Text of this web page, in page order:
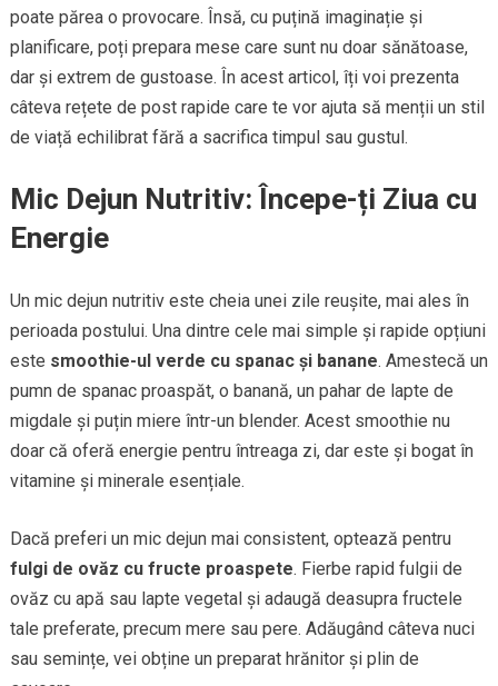
poate părea o provocare. Însă, cu puțină imaginație și
planificare, poți prepara mese care sunt nu doar sănătoase,
dar și extrem de gustoase. În acest articol, îți voi prezenta
câteva rețete de post rapide care te vor ajuta să menții un stil
de viață echilibrat fără a sacrifica timpul sau gustul.
Mic Dejun Nutritiv: Începe-ți Ziua cu
Energie
Un mic dejun nutritiv este cheia unei zile reușite, mai ales în
perioada postului. Una dintre cele mai simple și rapide opțiuni
este smoothie-ul verde cu spanac și banane. Amestecă un
pumn de spanac proaspăt, o banană, un pahar de lapte de
migdale și puțin miere într-un blender. Acest smoothie nu
doar că oferă energie pentru întreaga zi, dar este și bogat în
vitamine și minerale esențiale.
Dacă preferi un mic dejun mai consistent, optează pentru
fulgi de ovăz cu fructe proaspete. Fierbe rapid fulgii de
ovăz cu apă sau lapte vegetal și adaugă deasupra fructele
tale preferate, precum mere sau pere. Adăugând câteva nuci
sau semințe, vei obține un preparat hrănitor și plin de